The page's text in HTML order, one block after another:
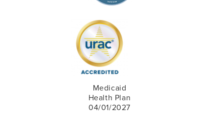
Medicaid
Health Plan
04/01/2027